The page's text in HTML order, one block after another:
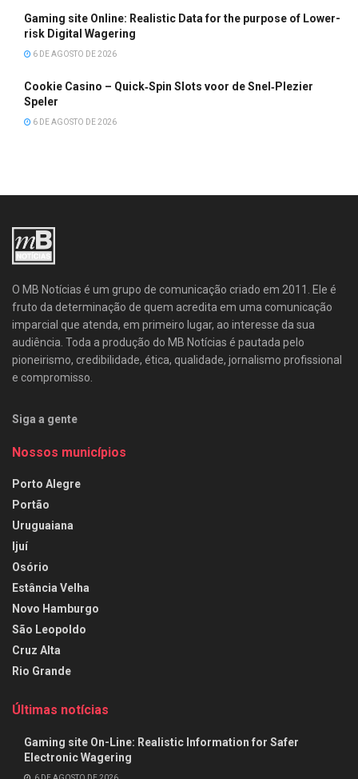
Gaming site Online: Realistic Data for the purpose of Lower-
risk Digital Wagering
6 DE AGOSTO DE 2026
Cookie Casino – Quick‑Spin Slots voor de Snel‑Plezier
Speler
6 DE AGOSTO DE 2026
O MB Notícias é um grupo de comunicação criado em 2011. Ele é
fruto da determinação de quem acredita em uma comunicação
imparcial que atenda, em primeiro lugar, ao interesse da sua
audiência. Toda a produção do MB Notícias é pautada pelo
pioneirismo, credibilidade, ética, qualidade, jornalismo profissional
e compromisso.
Siga a gente
Nossos municípios
Porto Alegre
Portão
Uruguaiana
Ijuí
Osório
Estância Velha
Novo Hamburgo
São Leopoldo
Cruz Alta
Rio Grande
Últimas notícias
Gaming site On-Line: Realistic Information for Safer
Electronic Wagering